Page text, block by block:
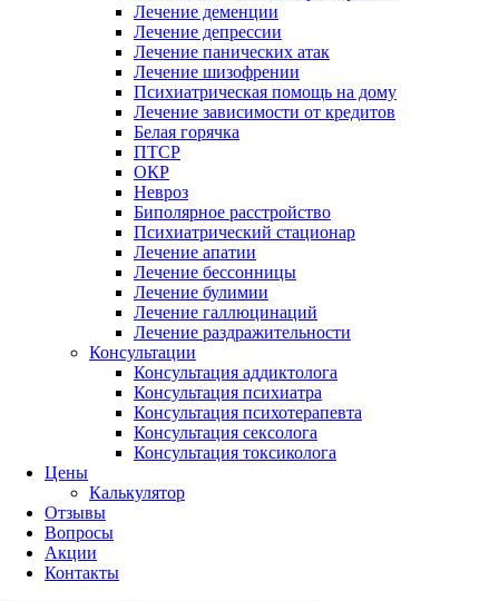
Лечение деменции
Лечение депрессии
Лечение панических атак
Лечение шизофрении
Психиатрическая помощь на дому
Лечение зависимости от кредитов
Белая горячка
ПТСР
ОКР
Невроз
Биполярное расстройство
Психиатрический стационар
Лечение апатии
Лечение бессонницы
Лечение булимии
Лечение галлюцинаций
Лечение раздражительности
Консультации
Консультация аддиктолога
Консультация психиатра
Консультация психотерапевта
Консультация сексолога
Консультация токсиколога
Цены
Калькулятор
Отзывы
Вопросы
Акции
Контакты